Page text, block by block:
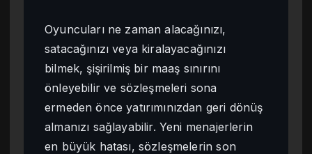
Oyuncuları ne zaman alacağınızı,
satacağınızı veya kiralayacağınızı
bilmek, şişirilmiş bir maaş sınırını
önleyebilir ve sözleşmeleri sona
ermeden önce yatırımınızdan geri dönüş
almanızı sağlayabilir. Yeni menajerlerin
en büyük hatası, sözleşmelerin son